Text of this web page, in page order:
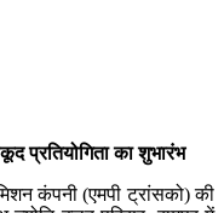
प्रतियोगिता का शुभारंभ
कंपनी (एमपी ट्रांसको) की